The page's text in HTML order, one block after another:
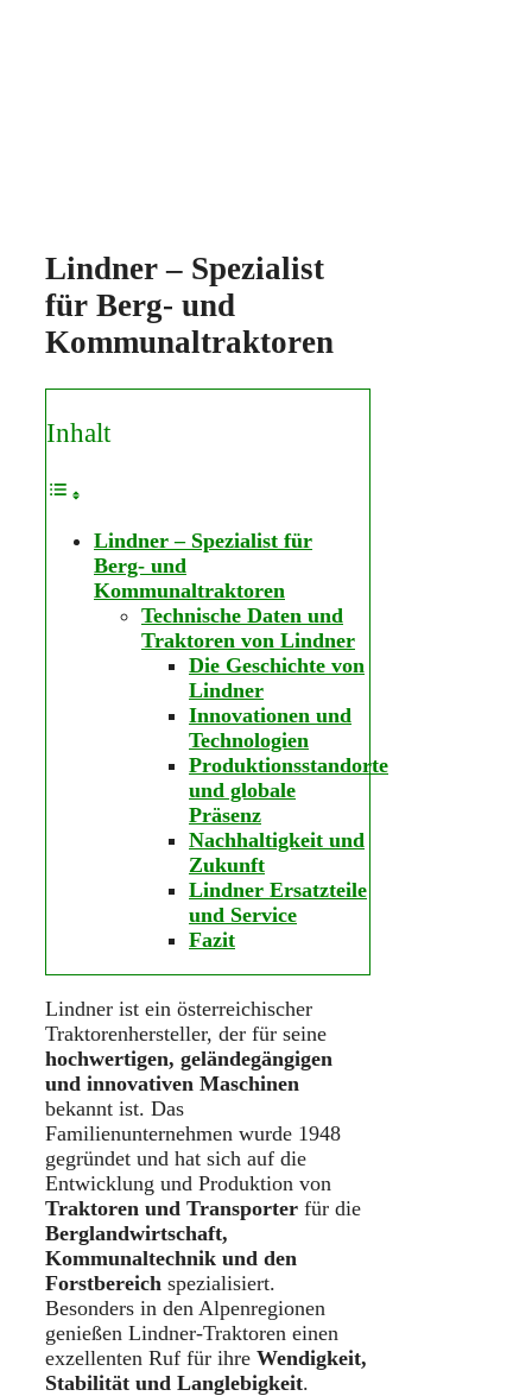
Lindner – Spezialist
für Berg- und
Kommunaltraktoren
Inhalt
Lindner – Spezialist für
Berg- und
Kommunaltraktoren
Technische Daten und
Traktoren von Lindner
Die Geschichte von
Lindner
Innovationen und
Technologien
Produktionsstandorte
und globale
Präsenz
Nachhaltigkeit und
Zukunft
Lindner Ersatzteile
und Service
Fazit
Lindner ist ein österreichischer
Traktorenhersteller, der für seine
hochwertigen, geländegängigen
und innovativen Maschinen
bekannt ist. Das
Familienunternehmen wurde 1948
gegründet und hat sich auf die
Entwicklung und Produktion von
Traktoren und Transporter für die
Berglandwirtschaft,
Kommunaltechnik und den
Forstbereich spezialisiert.
Besonders in den Alpenregionen
genießen Lindner-Traktoren einen
exzellenten Ruf für ihre Wendigkeit,
Stabilität und Langlebigkeit.